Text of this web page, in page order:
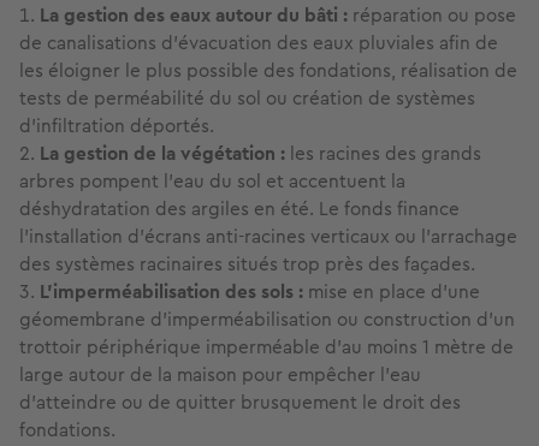
La gestion des eaux autour du bâti : réparation ou pose
de canalisations d'évacuation des eaux pluviales afin de
les éloigner le plus possible des fondations, réalisation de
tests de perméabilité du sol ou création de systèmes
d'infiltration déportés.
La gestion de la végétation : les racines des grands
arbres pompent l'eau du sol et accentuent la
déshydratation des argiles en été. Le fonds finance
l'installation d'écrans anti-racines verticaux ou l'arrachage
des systèmes racinaires situés trop près des façades.
L'imperméabilisation des sols : mise en place d'une
géomembrane d'imperméabilisation ou construction d'un
trottoir périphérique imperméable d'au moins 1 mètre de
large autour de la maison pour empêcher l'eau
d'atteindre ou de quitter brusquement le droit des
fondations.